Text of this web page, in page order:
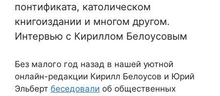
понтификата, католическом
книгоиздании и многом другом.
Интервью с Кириллом Белоусовым
Без малого год назад в нашей уютной
онлайн-редакции Кирилл Белоусов и Юрий
Эльберт беседовали об общественных